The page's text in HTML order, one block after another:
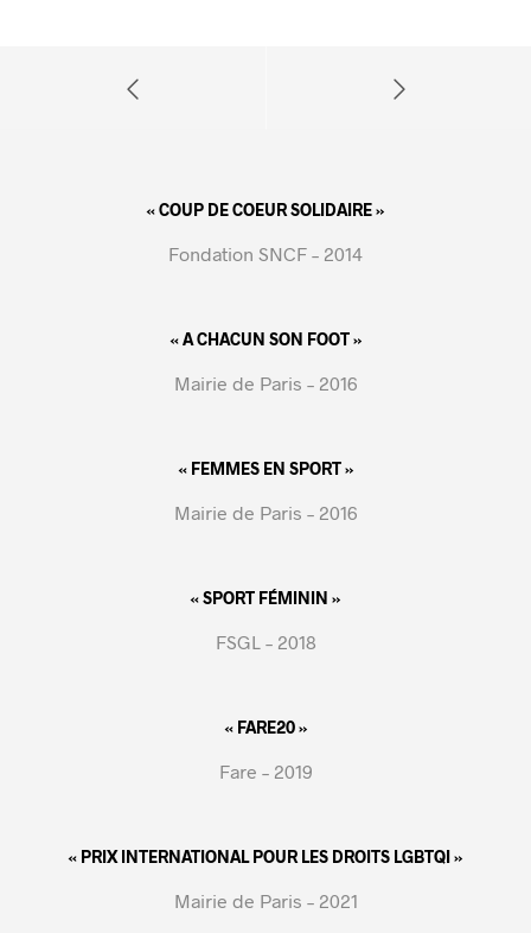
« COUP DE COEUR SOLIDAIRE »
Fondation SNCF – 2014
« A CHACUN SON FOOT »
Mairie de Paris – 2016
« FEMMES EN SPORT »
Mairie de Paris – 2016
« SPORT FÉMININ »
FSGL – 2018
« FARE20 »
Fare – 2019
« PRIX INTERNATIONAL POUR LES DROITS LGBTQI »
Mairie de Paris – 2021